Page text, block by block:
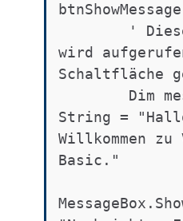
wird
Schaltfläche
String =
Willkommen zu
Basic."